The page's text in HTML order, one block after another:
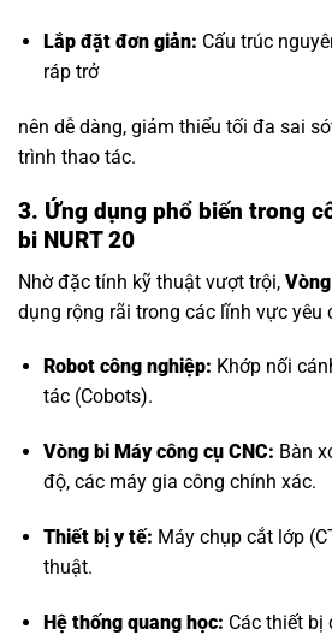
Lắp đặt đơn giản: Cấu trúc
ráp trở
nên dễ dàng, giảm thiểu tối đa sai
trình thao tác.
3. Ứng dụng phổ biến trong
bi NURT 20
Nhờ đặc tính kỹ thuật vượt trội,
dụng rộng rãi trong các lĩnh vực yêu
Robot công nghiệp: Khớp nối
tác (Cobots).
Vòng bi Máy công cụ CNC: Bàn
độ, các máy gia công chính xác.
Thiết bị y tế: Máy chụp cắt lớp
thuật.
Hệ thống quang học: Các thiết bị